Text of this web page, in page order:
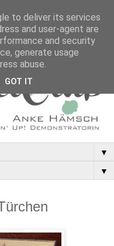
▼
▼
to deliver its services
and user-agent are
and security
generate usage
abuse.
GOT IT